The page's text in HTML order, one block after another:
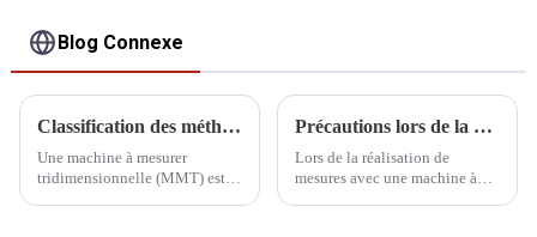
Blog Connexe
Classification des méthodes de mesure de la MMT
Une machine à mesurer
tridimensionnelle (MMT) est
Précautions lors de la mesure
Lors de la réalisation de
mesures avec une machine à